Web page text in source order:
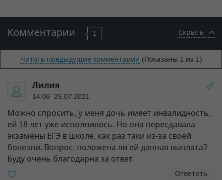
Комментарии 1 Скрыть
Читать предыдущие комментарии (Показаны 1 из 1)
Лилия
14:06 25.07.2021
Можно спросить, у меня дочь имеет инвалидность,
ей 18 лет уже исполнилось. Но она пересдавала
экзамены ЕГЭ в школе, как раз таки из-за своей
болезни. Вопрос: положена ли ей данная выплата?
Буду очень благодарна за ответ.
Ответить